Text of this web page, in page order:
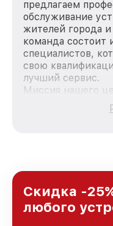
предлагаем
обслуживание
жителей города
команда состоит
специалистов,
свою
лучший сервис.
Миссия нашего
качественный и
каждого
Краснодаре,
доверия и
Скидка -
любого